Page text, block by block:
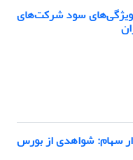
ویژگی‌های سود شرکت‌های
سهام: شواهدی از بورس